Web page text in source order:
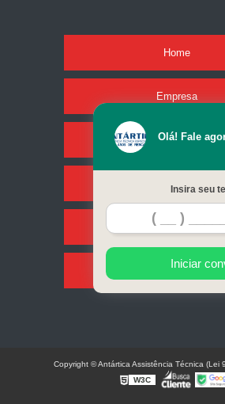
Home
Empresa
Missão
Serviços
Contato
Mapa do site
Olá! Fale
Insira seu
Iniciar
Copyright © Antártica Assistência Técnica (Lei
W3C